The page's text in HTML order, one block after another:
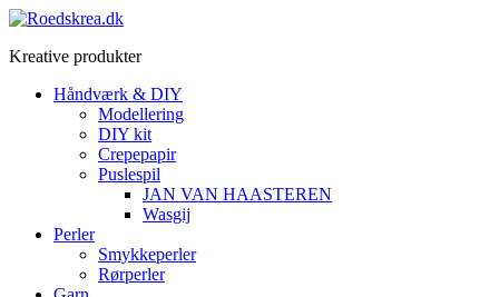
Videre
indhold
Kreative produkter
Håndværk & DIY
Modellering
DIY kit
Crepepapir
Puslespil
JAN VAN HAASTEREN
Wasgij
Perler
Smykkeperler
Rørperler